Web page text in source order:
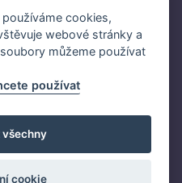
společností
platné licence České
(ČNB).
a.s. poskytovat
cookies,
webové stránky a
můžeme používat
používat
všechny
cookie